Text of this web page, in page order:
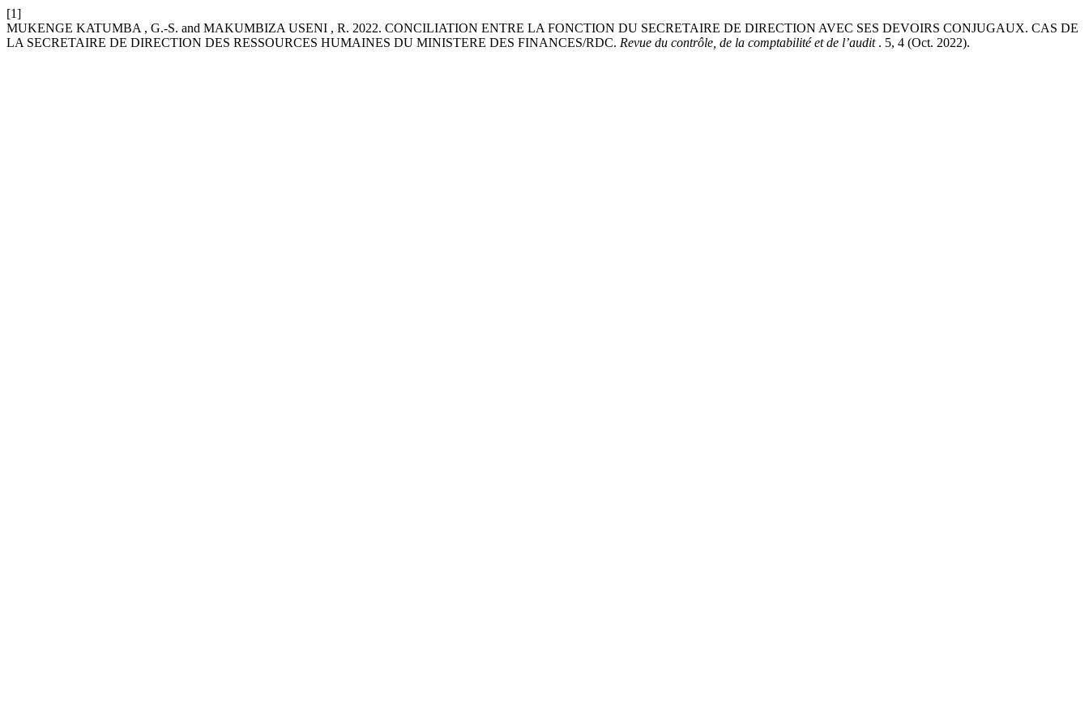
[1]
MUKENGE KATUMBA , G.-S. and MAKUMBIZA USENI , R. 2022. CONCILIATION ENTRE LA FONCTION DU SECRETAIRE DE DIRECTION AVEC SES DEVOIRS CONJUGAUX. CAS DE
LA SECRETAIRE DE DIRECTION DES RESSOURCES HUMAINES DU MINISTERE DES FINANCES/RDC. Revue du contrôle, de la comptabilité et de l’audit . 5, 4 (Oct. 2022).